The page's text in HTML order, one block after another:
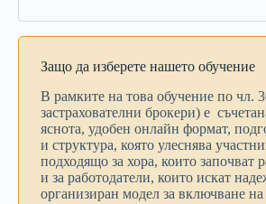
Защо да изберете нашето обучение
В рамките на това обучение по чл.
застрахователни брокери) е
яснота, удобен онлайн формат,
и структура, която улеснява
подходящо за хора, които започват
и за работодатели, които искат
организиран модел за включване